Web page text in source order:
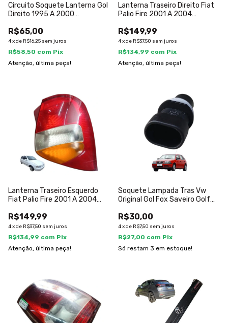
Circuito Soquete Lanterna Gol
Direito 1995 A 2000
R$65,00
4xde R$16,25 sem juros
R$58,50 com Pix
Atenção, última peça!
Lanterna Traseiro Direito Fiat
Palio Fire 2001 A 2004
R$149,99
4xde R$37,50 sem juros
R$134,99 com Pix
Atenção, última peça!
Lanterna Traseiro Esquerdo
Fiat Palio Fire 2001 A 2004
R$149,99
4xde R$37,50 sem juros
R$134,99 com Pix
Atenção, última peça!
Soquete Lampada Tras Vw
Original Gol Fox Saveiro Golf
R$30,00
4xde R$7,50 sem juros
R$27,00 com Pix
Só restam 3 em estoque!